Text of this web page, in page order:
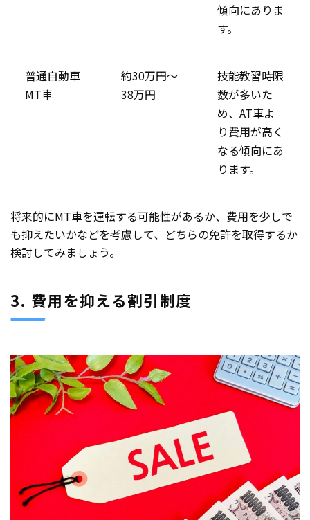
傾向にありま
す。
普通自動車
MT車
約30万円～
38万円
技能教習時限
数が多いた
め、AT車よ
り費用が高く
なる傾向にあ
ります。
将来的にMT車を運転する可能性があるか、費用を少しで
も抑えたいかなどを考慮して、どちらの免許を取得するか
検討してみましょう。
3. 費用を抑える割引制度